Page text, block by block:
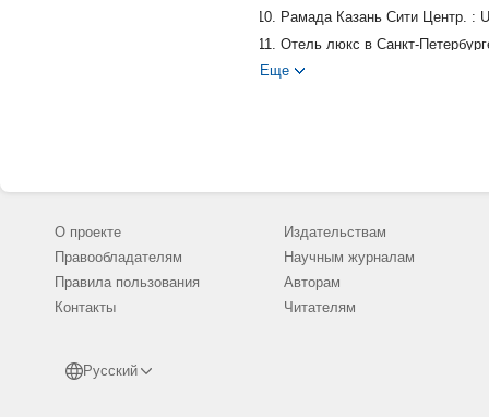
Рамада Казань Сити Центр. :
Отель люкс в Санкт-
http://www.fourseasons.com/ru/
Услуги отеля Swissotel
Услуги бизнес-отеля
обращения: 21.11.2015).
Загородный отель
Дом Alexander House. : URL:
Еще
О проекте
Правообладателям
Правила пользования
Контакты
Русский
Издательствам
Научным журналам
Авторам
Читателям